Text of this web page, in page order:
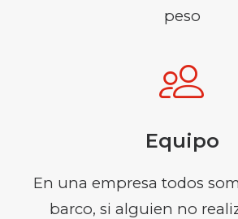
peso
Equipo
En una empresa todos
barco, si alguien no